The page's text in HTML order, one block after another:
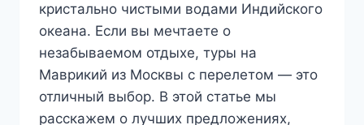
кристально чистыми водами Индийского
океана. Если вы мечтаете о
незабываемом отдыхе, туры на
Маврикий из Москвы с перелетом — это
отличный выбор. В этой статье мы
расскажем о лучших предложениях,